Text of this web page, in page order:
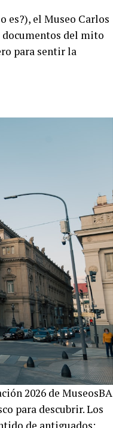
es?), el Museo Carlos
del mito
para sentir la
2026 de MuseosBA
para descubrir. Los